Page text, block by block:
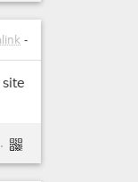
-
dans-firefox